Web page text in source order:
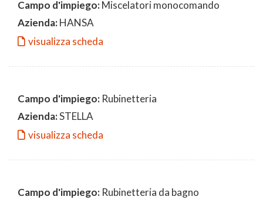
Campo d'impiego:Miscelatori monocomando
Azienda:HANSA
visualizza scheda
Campo d'impiego: Rubinetteria
Azienda:STELLA
visualizza scheda
Campo d'impiego: Rubinetteria da bagno